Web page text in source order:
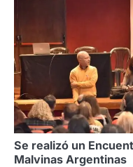
Se realizó un
Malvinas Argentinas